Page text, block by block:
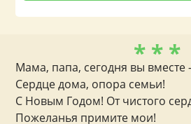
* * *
Мама, папа, сегодня вы
Сердце дома, опора семьи!
С Новым Годом! От чистого
Пожеланья примите мои!